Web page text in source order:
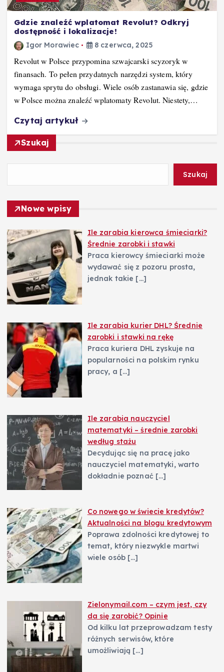
Gdzie znaleźć wplatomat Revolut? Odkryj
dostępność i lokalizacje!
Igor Morawiec 8 czerwca, 2025
Revolut w Polsce przypomina szwajcarski scyzoryk w
finansach. To pełen przydatnych narzędzi system, który
wymaga sprytu do obsługi. Wiele osób zastanawia się, gdzie
w Polsce można znaleźć wplatomaty Revolut. Niestety,…
Czytaj artykuł
Szukaj
Szukaj
Nowe wpisy
Ile zarabia kierowca śmieciarki?
Średnie zarobki i stawki
Praca kierowcy śmieciarki może
wydawać się z pozoru prosta,
jednak takie […]
Ile zarabia kurier DHL? Średnie
zarobki i stawki na rękę
Praca kuriera DHL zyskuje na
popularności na polskim rynku
pracy, a […]
Ile zarabia nauczyciel
matematyki – średnie zarobki
według stażu
Decydując się na pracę jako
nauczyciel matematyki, warto
dokładnie poznać […]
Co nowego w świecie kredytów?
Aktualności na blogu kredytowym
Poprawa zdolności kredytowej to
temat, który niezwykle martwi
wiele osób […]
Zielonymail.com – czym jest, czy
da się zarobić? Opinie
Od kilku lat przeprowadzam testy
różnych serwisów, które
umożliwiają […]